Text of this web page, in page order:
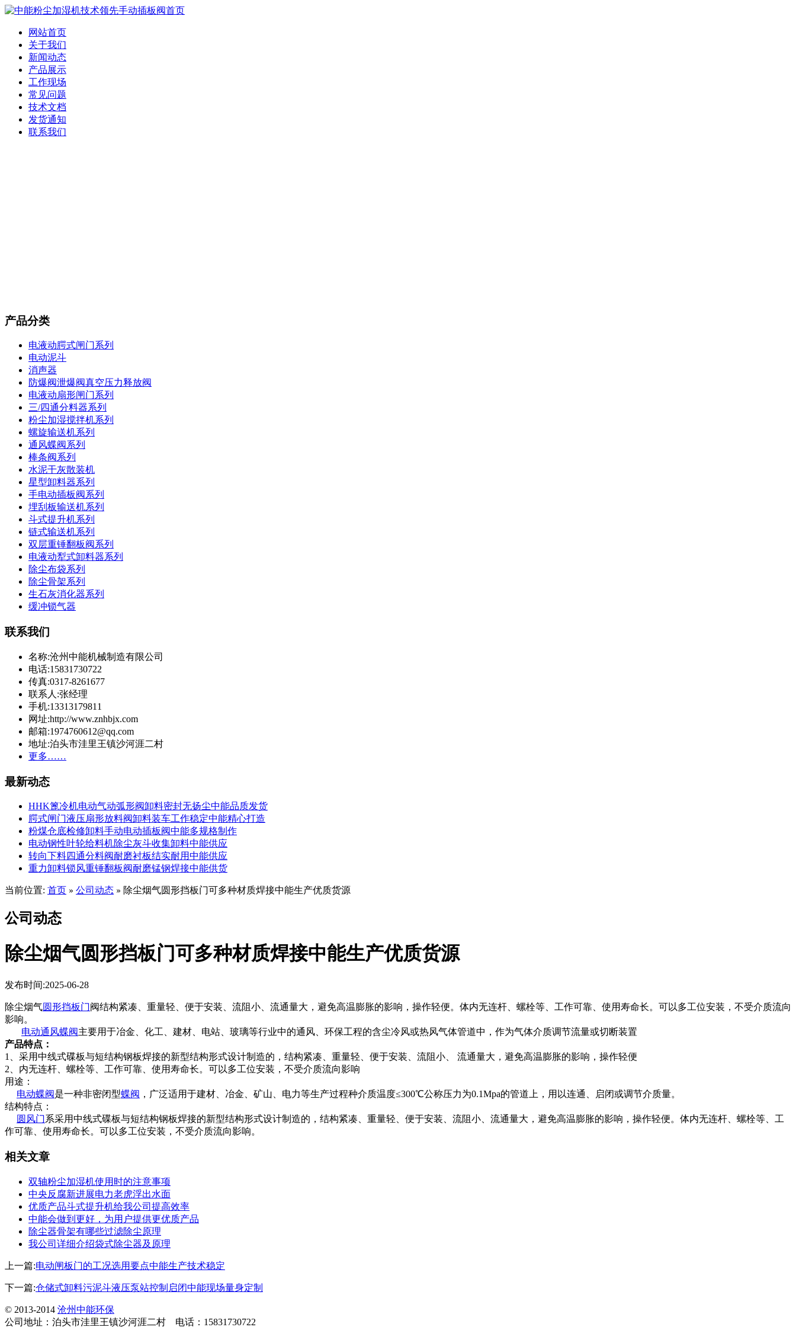
网站首页
关于我们
新闻动态
产品展示
工作现场
常见问题
技术文档
发货通知
联系我们
产品分类
电液动腭式闸门系列
电动泥斗
消声器
防爆阀泄爆阀真空压力释放阀
电液动扇形闸门系列
三/四通分料器系列
粉尘加湿搅拌机系列
螺旋输送机系列
通风蝶阀系列
棒条阀系列
水泥干灰散装机
星型卸料器系列
手电动插板阀系列
埋刮板输送机系列
斗式提升机系列
链式输送机系列
双层重锤翻板阀系列
电液动犁式卸料器系列
除尘布袋系列
除尘骨架系列
生石灰消化器系列
缓冲锁气器
联系我们
名称:沧州中能机械制造有限公司
电话:15831730722
传真:0317-8261677
联系人:张经理
手机:13313179811
网址:http://www.znhbjx.com
邮箱:1974760612@qq.com
地址:泊头市洼里王镇沙河涯二村
更多……
最新动态
HHK篦冷机电动气动弧形阀卸料密封无扬尘中能品质发货
腭式闸门液压扇形放料阀卸料装车工作稳定中能精心打造
粉煤仓底检修卸料手动电动插板阀中能多规格制作
电动钢性叶轮给料机除尘灰斗收集卸料中能供应
转向下料四通分料阀耐磨衬板结实耐用中能供应
重力卸料锁风重锤翻板阀耐磨锰钢焊接中能供货
当前位置: 首页 » 公司动态 » 除尘烟气圆形挡板门可多种材质焊接中能生产优质货源
公司动态
除尘烟气圆形挡板门可多种材质焊接中能生产优质货源
发布时间:2025-06-28
除尘烟气圆形挡板门阀结构紧凑、重量轻、便于安装、流阻小、流通量大，避免高温膨胀的影响，操作轻便。体内无连杆、螺栓等、工作可靠、使用寿命长。可以多工位安装，不受介质流向
影响。
电动通风蝶阀主要用于冶金、化工、建材、电站、玻璃等行业中的通风、环保工程的含尘冷风或热风气体管道中，作为气体介质调节流量或切断装置
产品特点：
1、采用中线式碟板与短结构钢板焊接的新型结构形式设计制造的，结构紧凑、重量轻、便于安装、流阻小、 流通量大，避免高温膨胀的影响，操作轻便
2、内无连杆、螺栓等、工作可靠、使用寿命长。可以多工位安装，不受介质流向影响
用途：
电动蝶阀是一种非密闭型蝶阀 ，广泛适用于建材、冶金、矿山、电力等生产过程种介质温度≤300℃公称压力为0.1Mpa的管道上，用以连通、启闭或调节介质量。
结构特点：
圆风门系采用中线式碟板与短结构钢板焊接的新型结构形式设计制造的，结构紧凑、重量轻、便于安装、流阻小、流通量大，避免高温膨胀的影响，操作轻便。体内无连杆、螺栓等、工
作可靠、使用寿命长。可以多工位安装，不受介质流向影响。
相关文章
双轴粉尘加湿机使用时的注意事项
中央反腐新进展电力老虎浮出水面
优质产品斗式提升机给我公司提高效率
中能会做到更好，为用户提供更优质产品
除尘器骨架有哪些过滤除尘原理
我公司详细介绍袋式除尘器及原理
上一篇:电动闸板门的工况选用要点中能生产技术稳定
下一篇:仓储式卸料污泥斗液压泵站控制启闭中能现场量身定制
© 2013-2014 沧州中能环保
公司地址：泊头市洼里王镇沙河涯二村 电话：15831730722